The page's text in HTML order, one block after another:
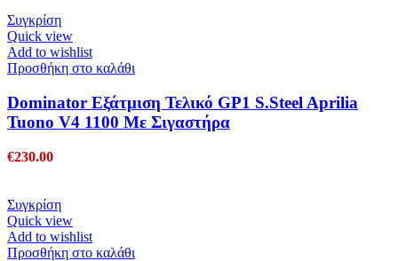
€360.00.
Συγκρίση
Quick view
Add to wishlist
Προσθήκη στο καλάθι
Dominator Εξάτμιση Τελικό GP1 S.Steel Aprilia
Tuono V4 1100 Με Σιγαστήρα
€230.00
Συγκρίση
Quick view
Add to wishlist
Προσθήκη στο καλάθι